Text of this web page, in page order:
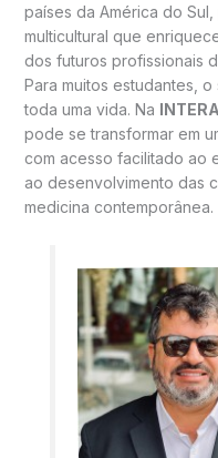
países da América do
multicultural que
dos futuros profissionais
Para muitos estudantes,
toda uma vida. Na
pode se transformar em
com acesso facilitado ao
ao desenvolvimento das
medicina contemporânea.